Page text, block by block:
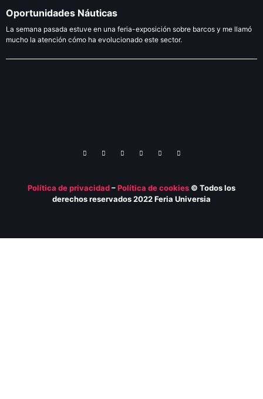
Oportunidades Náuticas
La semana pasada estuve en una feria-exposición sobre barcos y me llamó
mucho la atención cómo ha evolucionado este sector.
Política de privacidad–Política decookies © Todos los
derechos reservados 2022 Feria Universia